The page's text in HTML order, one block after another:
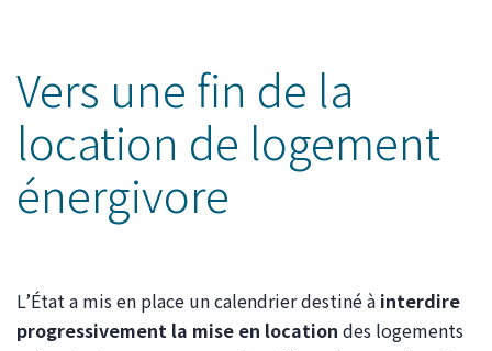
Vers une fin de la
location de logement
énergivore
L’État a mis en place un calendrier destiné à interdire
progressivement la mise en location des logements